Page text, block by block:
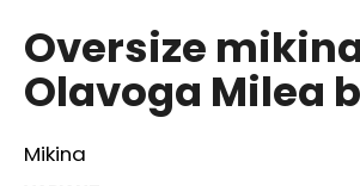
produktu
je
0,0
z
hviezdičiek.
Oversize
Olavoga Milea
Mikina
d
p
o
ú